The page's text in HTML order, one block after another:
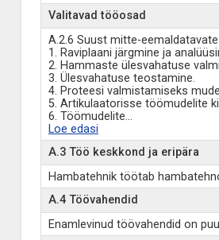
Valitavad tööosad
A.2.6 Suust mitte-
1. Raviplaani järgmine ja
2. Hammaste ülesvahatuse
3. Ülesvahatuse teostamine.
4. Proteesi valmistamiseks
5. Artikulaatorisse töömudelite
6. Töömudelite...
Loe edasi
A.3 Töö keskkond ja eripära
Hambatehnik töötab
A.4 Töövahendid
Enamlevinud töövahendid on